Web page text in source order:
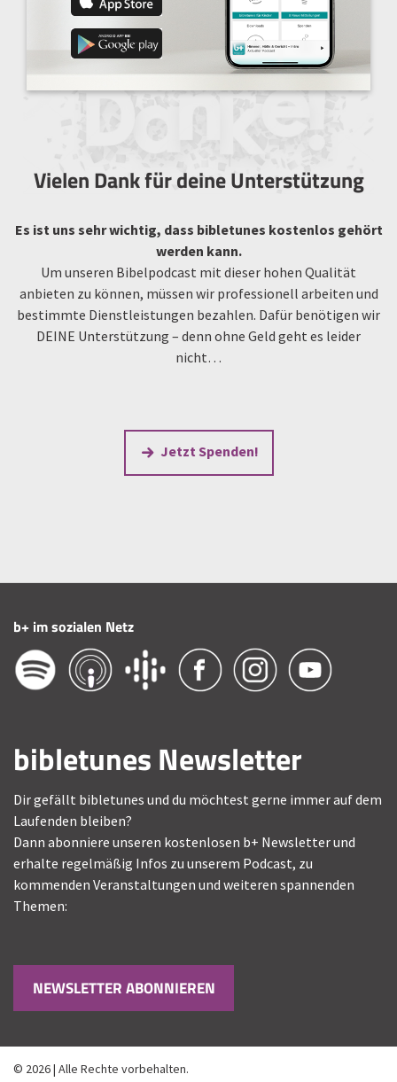
Vielen Dank für deine Unterstützung
Es ist uns sehr wichtig, dass bibletunes kostenlos gehört
werden kann.
Um unseren Bibelpodcast mit dieser hohen Qualität
anbieten zu können, müssen wir professionell arbeiten und
bestimmte Dienstleistungen bezahlen. Dafür benötigen wir
DEINE Unterstützung – denn ohne Geld geht es leider
nicht…
Jetzt Spenden!
b+ im sozialen Netz
bibletunes Newsletter
Dir gefällt bibletunes und du möchtest gerne immer auf dem
Laufenden bleiben?
Dann abonniere unseren kostenlosen b+ Newsletter und
erhalte regelmäßig Infos zu unserem Podcast, zu
kommenden Veranstaltungen und weiteren spannenden
Themen:
NEWSLETTER ABONNIEREN
© 2026 | Alle Rechte vorbehalten.